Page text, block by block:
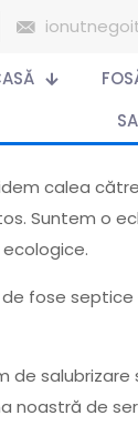
calea
Suntem o
fose
salubrizare
noastră de